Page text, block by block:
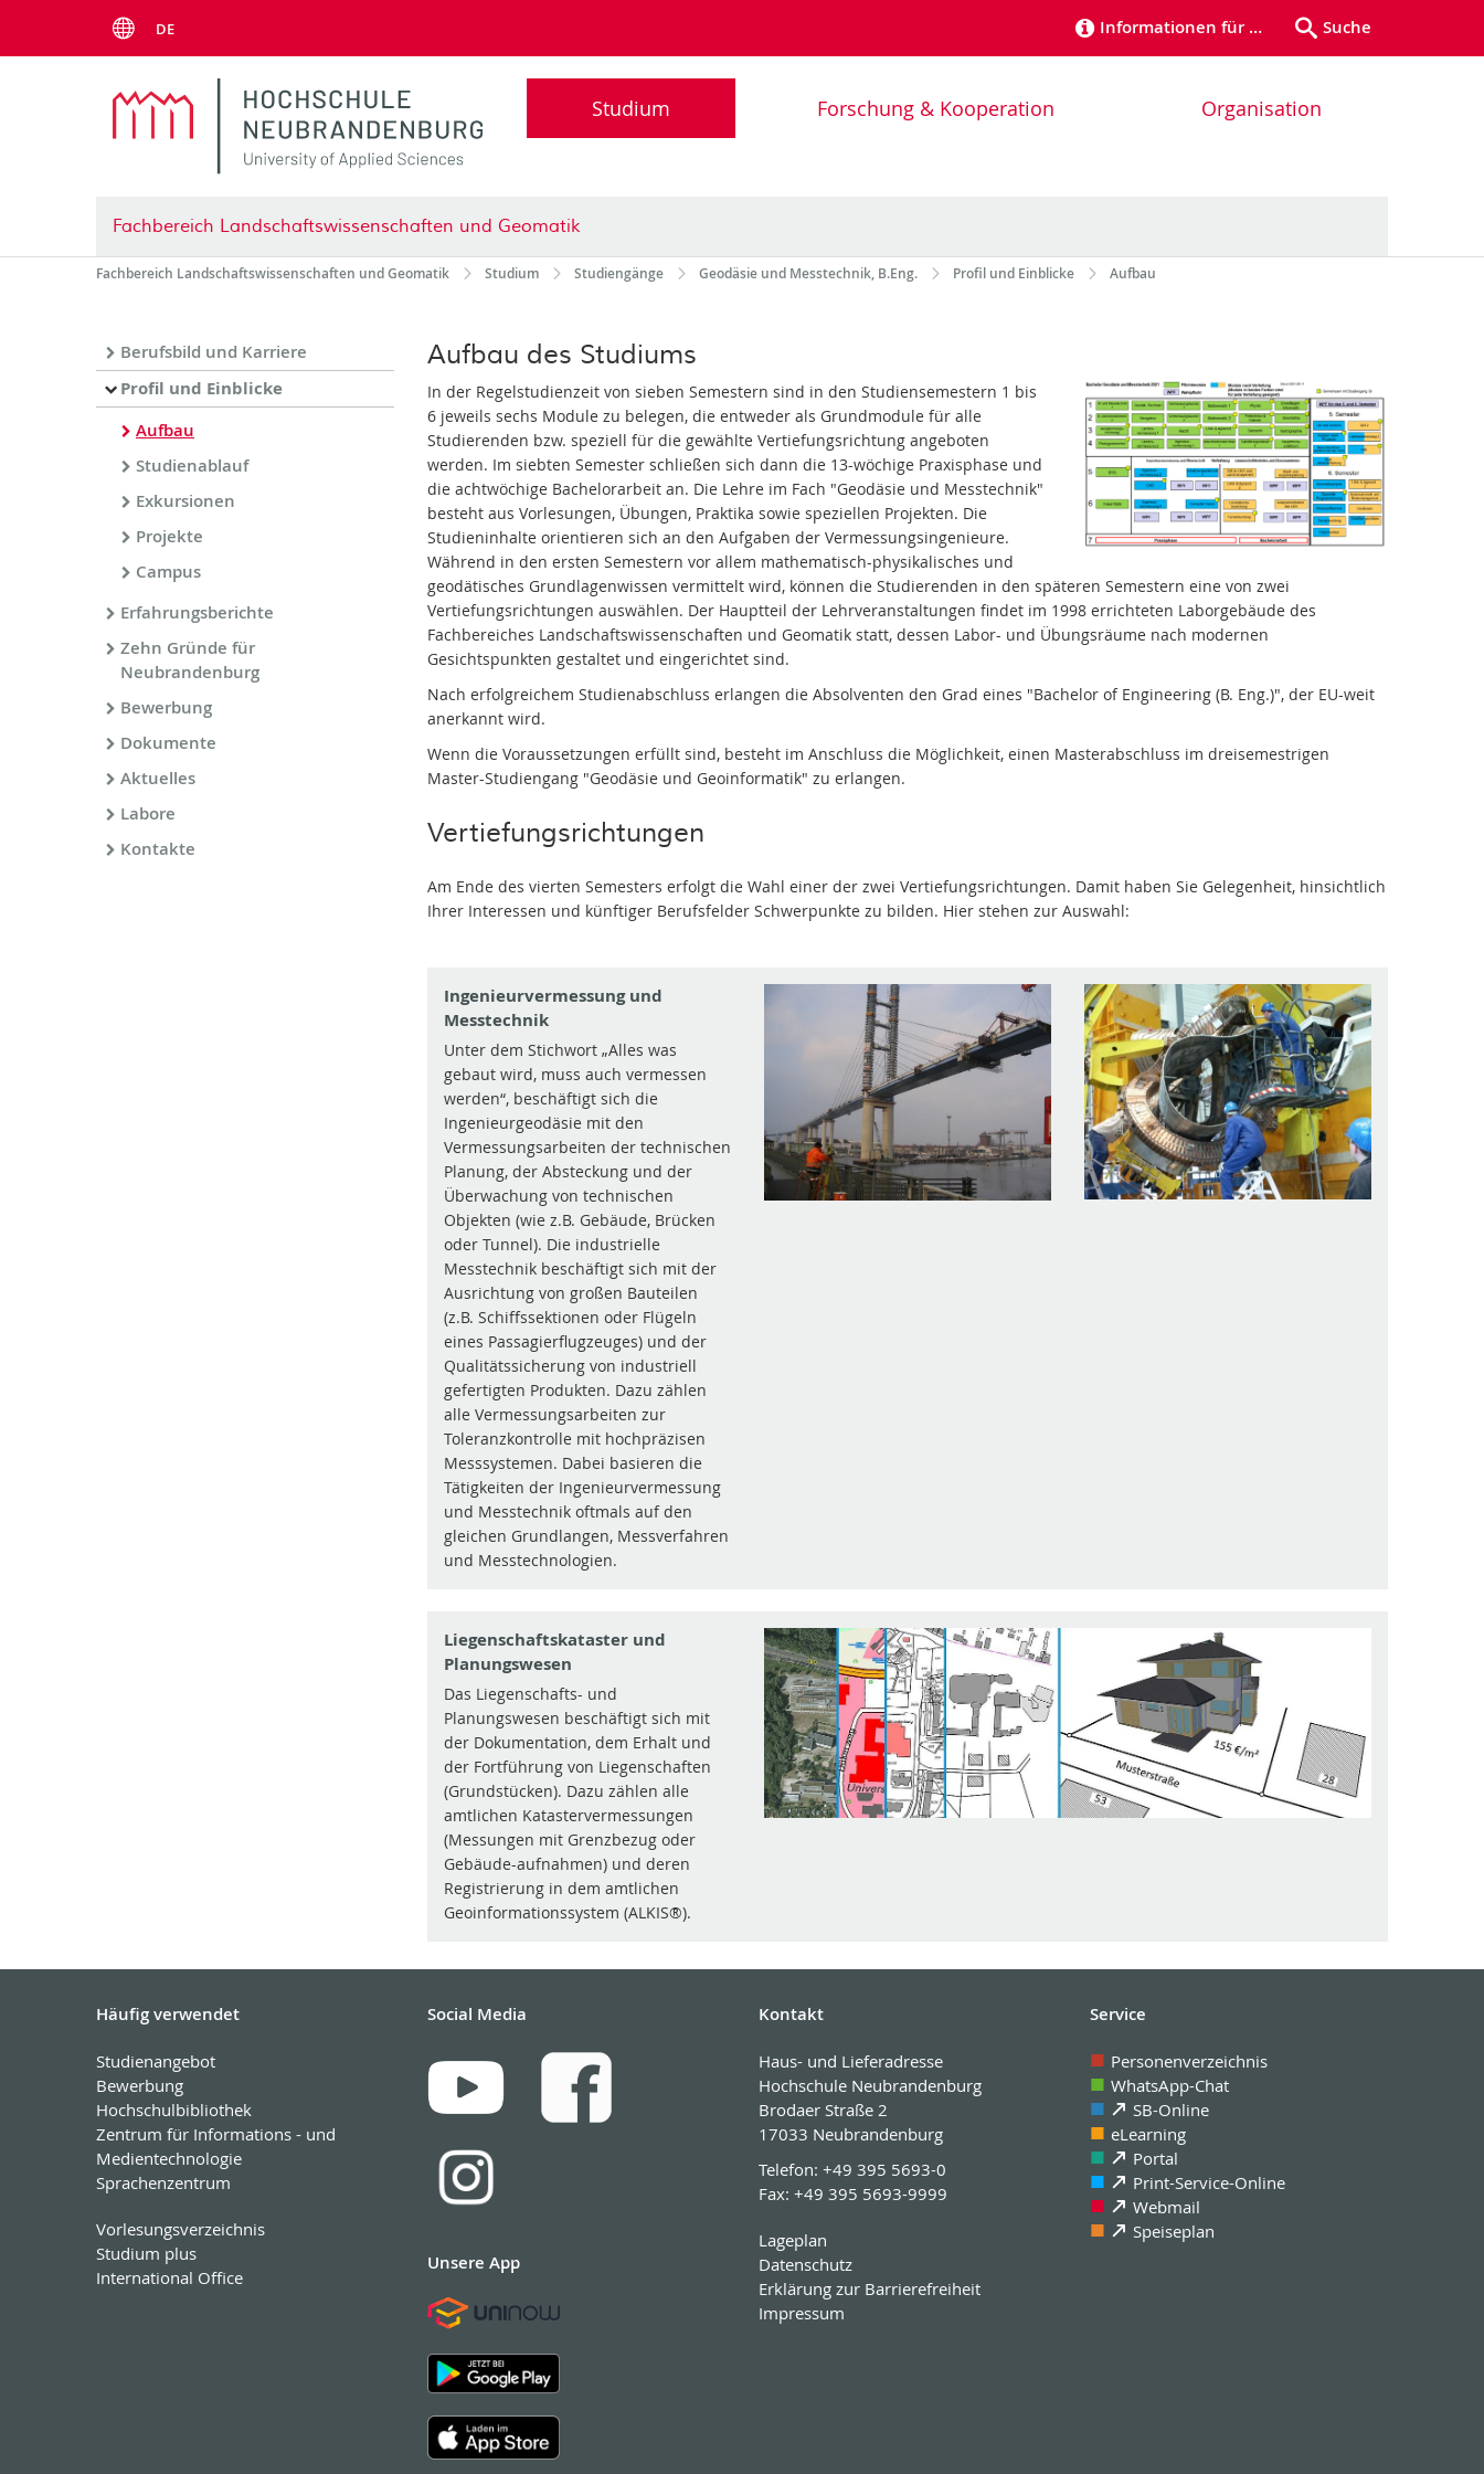
DE Informationen für … Suche
Studium Forschung & Kooperation Organisation
Fachbereich Landschaftswissenschaften und Geomatik
Fachbereich Landschaftswissenschaften und Geomatik Studium Studiengänge Geodäsie und Messtechnik, B.Eng. Profil und Einblicke Aufbau
Berufsbild und Karriere
Profil und Einblicke
Aufbau
Studienablauf
Exkursionen
Projekte
Campus
Erfahrungsberichte
Zehn Gründe für
Neubrandenburg
Bewerbung
Dokumente
Aktuelles
Labore
Kontakte
Aufbau des Studiums
In der Regelstudienzeit von sieben Semestern sind in den Studiensemestern 1 bis
6 jeweils sechs Module zu belegen, die entweder als Grundmodule für alle
Studierenden bzw. speziell für die gewählte Vertiefungsrichtung angeboten
werden. Im siebten Semester schließen sich dann die 13-wöchige Praxisphase und
die achtwöchige Bachelorarbeit an. Die Lehre im Fach "Geodäsie und Messtechnik"
besteht aus Vorlesungen, Übungen, Praktika sowie speziellen Projekten. Die
Studieninhalte orientieren sich an den Aufgaben der Vermessungsingenieure.
Während in den ersten Semestern vor allem mathematisch-physikalisches und
geodätisches Grundlagenwissen vermittelt wird, können die Studierenden in den späteren Semestern eine von zwei
Vertiefungsrichtungen auswählen. Der Hauptteil der Lehrveranstaltungen findet im 1998 errichteten Laborgebäude des
Fachbereiches Landschaftswissenschaften und Geomatik statt, dessen Labor- und Übungsräume nach modernen
Gesichtspunkten gestaltet und eingerichtet sind.
Nach erfolgreichem Studienabschluss erlangen die Absolventen den Grad eines "Bachelor of Engineering (B. Eng.)", der EU-weit
anerkannt wird.
Wenn die Voraussetzungen erfüllt sind, besteht im Anschluss die Möglichkeit, einen Masterabschluss im dreisemestrigen
Master-Studiengang "Geodäsie und Geoinformatik" zu erlangen.
Vertiefungsrichtungen
Am Ende des vierten Semesters erfolgt die Wahl einer der zwei Vertiefungsrichtungen. Damit haben Sie Gelegenheit, hinsichtlich
Ihrer Interessen und künftiger Berufsfelder Schwerpunkte zu bilden. Hier stehen zur Auswahl:
Ingenieurvermessung und
Messtechnik
Unter dem Stichwort „Alles was
gebaut wird, muss auch vermessen
werden“, beschäftigt sich die
Ingenieurgeodäsie mit den
Vermessungsarbeiten der technischen
Planung, der Absteckung und der
Überwachung von technischen
Objekten (wie z.B. Gebäude, Brücken
oder Tunnel). Die industrielle
Messtechnik beschäftigt sich mit der
Ausrichtung von großen Bauteilen
(z.B. Schiffssektionen oder Flügeln
eines Passagierflugzeuges) und der
Qualitätssicherung von industriell
gefertigten Produkten. Dazu zählen
alle Vermessungsarbeiten zur
Toleranzkontrolle mit hochpräzisen
Messsystemen. Dabei basieren die
Tätigkeiten der Ingenieurvermessung
und Messtechnik oftmals auf den
gleichen Grundlangen, Messverfahren
und Messtechnologien.
Liegenschaftskataster und
Planungswesen
Das Liegenschafts- und
Planungswesen beschäftigt sich mit
der Dokumentation, dem Erhalt und
der Fortführung von Liegenschaften
(Grundstücken). Dazu zählen alle
amtlichen Katastervermessungen
(Messungen mit Grenzbezug oder
Gebäude-aufnahmen) und deren
Registrierung in dem amtlichen
Geoinformationssystem (ALKIS®).
Häufig verwendet
Studienangebot
Bewerbung
Hochschulbibliothek
Zentrum für Informations - und
Medientechnologie
Sprachenzentrum
Vorlesungsverzeichnis
Studium plus
International Office
Social Media
Unsere App
Kontakt
Haus- und Lieferadresse
Hochschule Neubrandenburg
Brodaer Straße 2
17033 Neubrandenburg
Telefon: +49 395 5693-0
Fax: +49 395 5693-9999
Lageplan
Datenschutz
Erklärung zur Barrierefreiheit
Impressum
Service
Personenverzeichnis
WhatsApp-Chat
SB-Online
eLearning
Portal
Print-Service-Online
Webmail
Speiseplan